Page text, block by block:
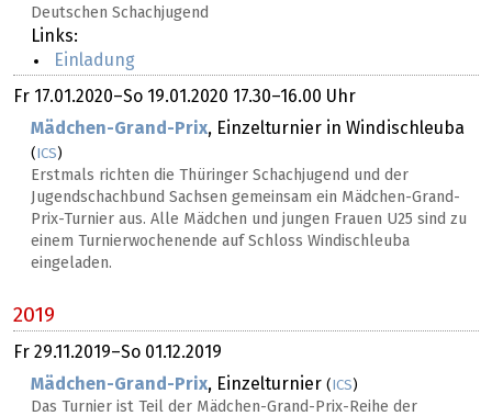
Deutschen Schachjugend
Links:
Einladung
Fr 17.01.2020–So 19.01.2020 17.30–16.00 Uhr
Mädchen-Grand-Prix, Einzelturnier in Windischleuba
( ICS)
Erstmals richten die Thüringer Schachjugend und der
Jugendschachbund Sachsen gemeinsam ein Mädchen-Grand-
Prix-Turnier aus. Alle Mädchen und jungen Frauen U25 sind zu
einem Turnierwochenende auf Schloss Windischleuba
eingeladen.
2019
Fr 29.11.2019–So 01.12.2019
Mädchen-Grand-Prix, Einzelturnier ( ICS)
Das Turnier ist Teil der Mädchen-Grand-Prix-Reihe der